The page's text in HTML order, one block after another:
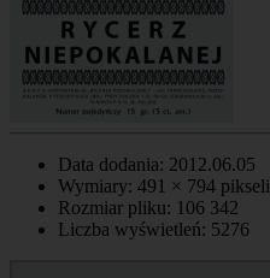
Data dodania: 2012.06.05
Wymiary: 491 × 794 pikseli
Rozmiar pliku: 106 342
Liczba wyświetleń: 5276